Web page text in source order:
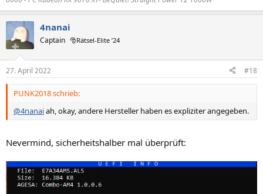
4nanai
Captain 🎅Rätsel-Elite ’24
27. April 2022 #18
PUNK2018 schrieb:
@4nanaiah, okay, andere Hersteller haben es expliziter angegeben.
Nevermind, sicherheitshalber mal überprüft: